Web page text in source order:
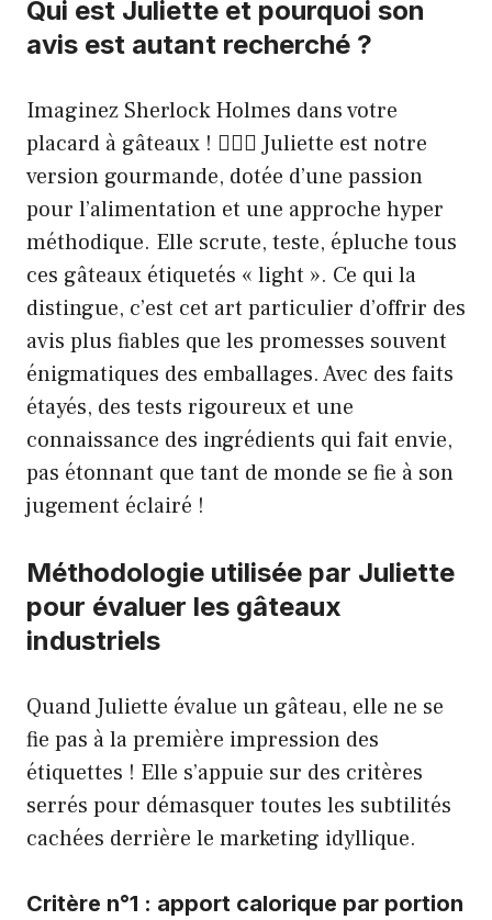
Qui est Juliette et pourquoi son
avis est autant recherché ?
Imaginez Sherlock Holmes dans votre
placard à gâteaux ! 🕵🏼‍♀️ Juliette est notre
version gourmande, dotée d’une passion
pour l’alimentation et une approche hyper
méthodique. Elle scrute, teste, épluche tous
ces gâteaux étiquetés « light ». Ce qui la
distingue, c’est cet art particulier d’offrir des
avis plus fiables que les promesses souvent
énigmatiques des emballages. Avec des faits
étayés, des tests rigoureux et une
connaissance des ingrédients qui fait envie,
pas étonnant que tant de monde se fie à son
jugement éclairé !
Méthodologie utilisée par Juliette
pour évaluer les gâteaux
industriels
Quand Juliette évalue un gâteau, elle ne se
fie pas à la première impression des
étiquettes ! Elle s’appuie sur des critères
serrés pour démasquer toutes les subtilités
cachées derrière le marketing idyllique.
Critère n°1 : apport calorique par portion